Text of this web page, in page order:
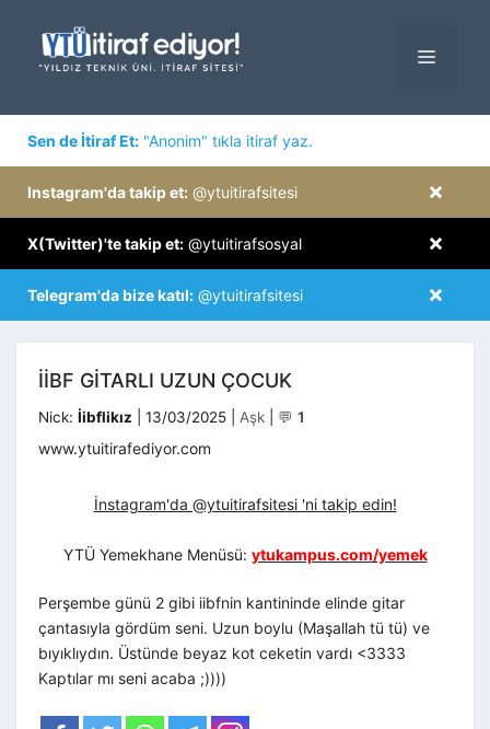
MENÜ
Sen de İtiraf Et: "Anonim" tıkla itiraf yaz.
×
Instagram'da takip et: @ytuitirafsitesi
×
X(Twitter)'te takip et: @ytuitirafsosyal
×
Telegram'da bize katıl: @ytuitirafsitesi
İIBF GITARLI UZUN ÇOCUK
Nick: İibflikız 13/03/2025 Kategoriler
Aşk 💬 1
www.ytuitirafediyor.com
İnstagram'da @ytuitirafsitesi 'ni takip edin!
YTÜ Yemekhane Menüsü: ytukampus.com/yemek
Perşembe günü 2 gibi iibfnin kantininde elinde gitar
çantasıyla gördüm seni. Uzun boylu (Maşallah tü tü) ve
bıyıklıydın. Üstünde beyaz kot ceketin vardı <3333
Kaptılar mı seni acaba ;))))